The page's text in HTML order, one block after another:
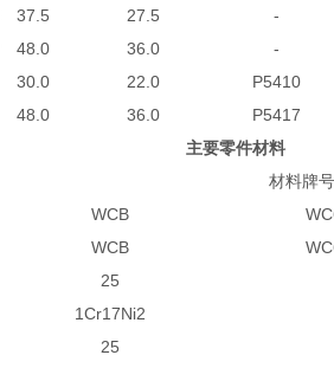
37.5 27.5
-
48.0 36.0
-
30.0 22.0
P5410
48.0 36.0
P5417
主要零件材料
材料牌号
WCB
WCB
25
1Cr17Ni2
25